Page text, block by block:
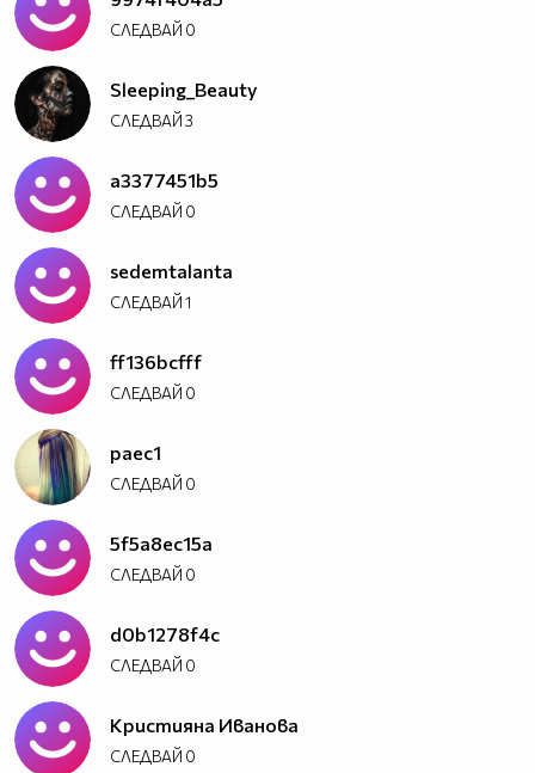
СЛЕДВАЙ 0
Sleeping_Beauty
СЛЕДВАЙ3
a3377451b5
СЛЕДВАЙ 0
sedemtalanta
СЛЕДВАЙ1
ff136bcfff
СЛЕДВАЙ 0
paec1
СЛЕДВАЙ 0
5f5a8ec15a
СЛЕДВАЙ 0
d0b1278f4c
СЛЕДВАЙ 0
Кристияна Иванова
СЛЕДВАЙ 0